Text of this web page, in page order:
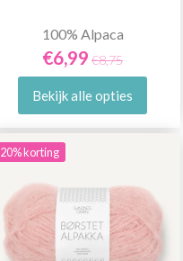
100% Alpaca
€6,99 €8,75
Bekijk alle opties
20% korting